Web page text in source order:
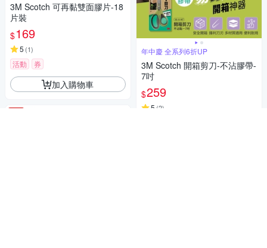
3M Scotch 可再黏雙面膠片-18
片裝
$169
5 (1)
活動 券
加入購物車
年中慶 全系列6折UP
3M Scotch 開箱剪刀-不沾膠帶-
7吋
$259
5 (2)